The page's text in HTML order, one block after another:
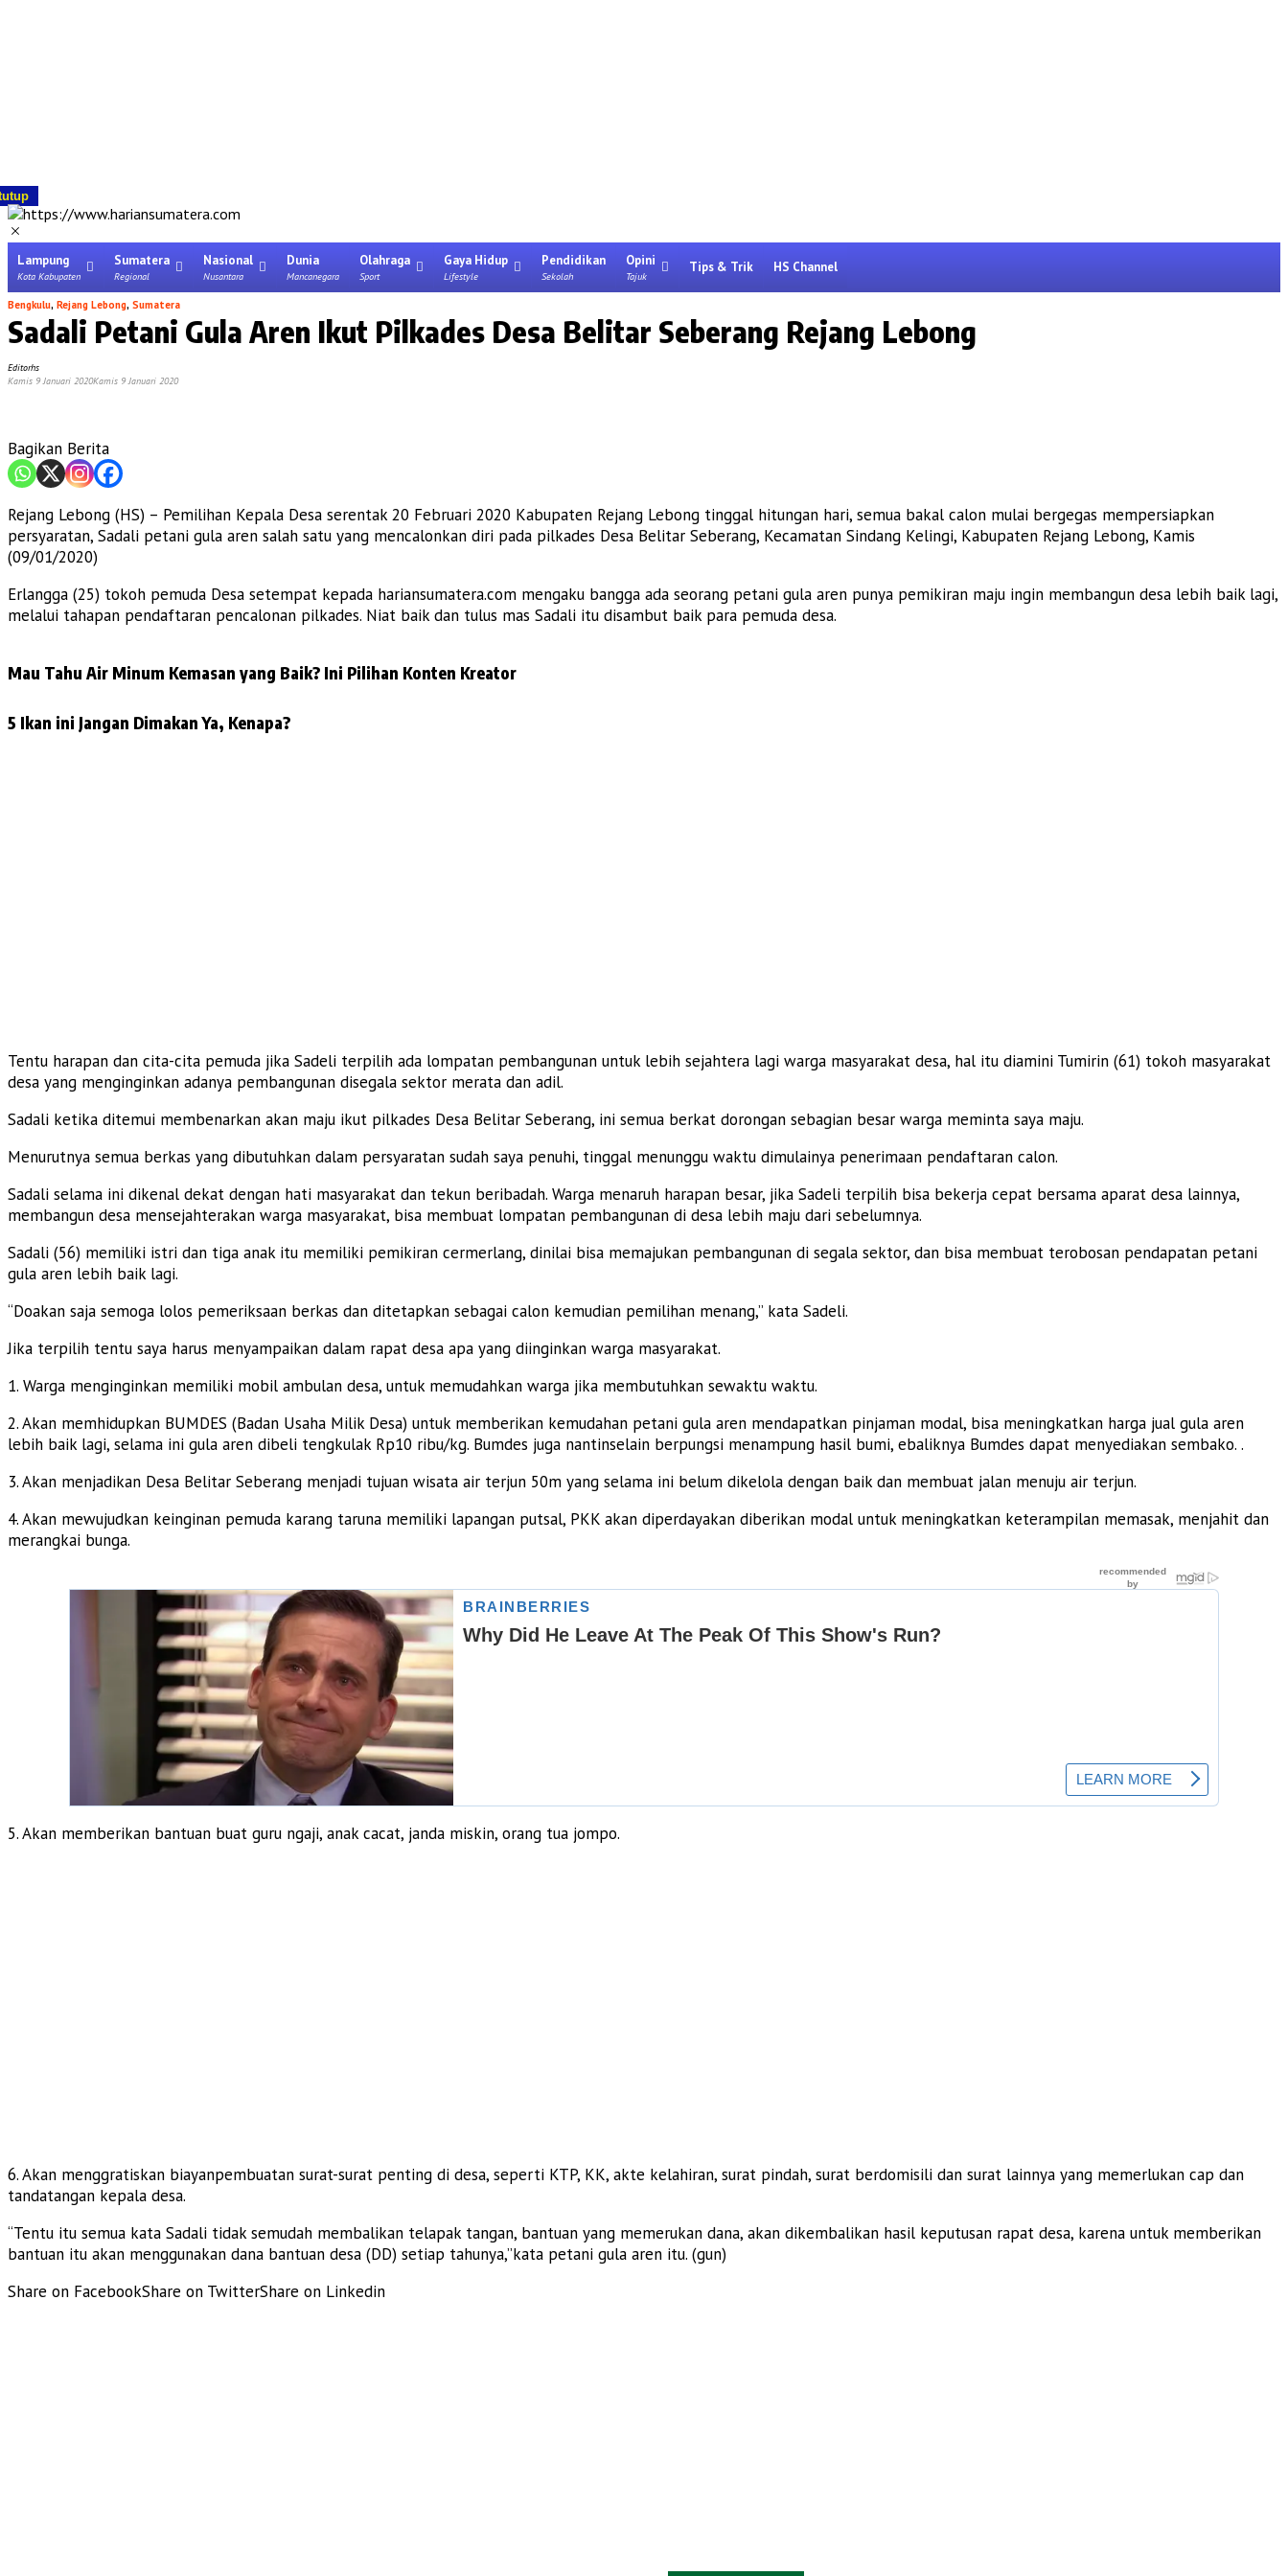
Lampung
Kota Kabupaten
Sumatera
Regional
Nasional
Nusantara
Dunia
Mancanegara
Olahraga
Sport
Gaya Hidup
Lifestyle
Pendidikan
Sekolah
Opini
Tajuk
Tips & Trik HS Channel
Bengkulu, Rejang Lebong, Sumatera
Sadali Petani Gula Aren Ikut Pilkades Desa Belitar Seberang Rejang Lebong
Editorhs
Kamis 9 Januari 2020Kamis 9 Januari 2020
Bagikan Berita
Rejang Lebong (HS) – Pemilihan Kepala Desa serentak 20 Februari 2020 Kabupaten Rejang Lebong tinggal hitungan hari, semua bakal calon mulai bergegas mempersiapkan
persyaratan, Sadali petani gula aren salah satu yang mencalonkan diri pada pilkades Desa Belitar Seberang, Kecamatan Sindang Kelingi, Kabupaten Rejang Lebong, Kamis
(09/01/2020)
Erlangga (25) tokoh pemuda Desa setempat kepada hariansumatera.com mengaku bangga ada seorang petani gula aren punya pemikiran maju ingin membangun desa lebih baik lagi,
melalui tahapan pendaftaran pencalonan pilkades. Niat baik dan tulus mas Sadali itu disambut baik para pemuda desa.
Mau Tahu Air Minum Kemasan yang Baik? Ini Pilihan Konten Kreator
5 Ikan ini Jangan Dimakan Ya, Kenapa?
Tentu harapan dan cita-cita pemuda jika Sadeli terpilih ada lompatan pembangunan untuk lebih sejahtera lagi warga masyarakat desa, hal itu diamini Tumirin (61) tokoh masyarakat
desa yang menginginkan adanya pembangunan disegala sektor merata dan adil.
Sadali ketika ditemui membenarkan akan maju ikut pilkades Desa Belitar Seberang, ini semua berkat dorongan sebagian besar warga meminta saya maju.
Menurutnya semua berkas yang dibutuhkan dalam persyaratan sudah saya penuhi, tinggal menunggu waktu dimulainya penerimaan pendaftaran calon.
Sadali selama ini dikenal dekat dengan hati masyarakat dan tekun beribadah. Warga menaruh harapan besar, jika Sadeli terpilih bisa bekerja cepat bersama aparat desa lainnya,
membangun desa mensejahterakan warga masyarakat, bisa membuat lompatan pembangunan di desa lebih maju dari sebelumnya.
Sadali (56) memiliki istri dan tiga anak itu memiliki pemikiran cermerlang, dinilai bisa memajukan pembangunan di segala sektor, dan bisa membuat terobosan pendapatan petani
gula aren lebih baik lagi.
“Doakan saja semoga lolos pemeriksaan berkas dan ditetapkan sebagai calon kemudian pemilihan menang,” kata Sadeli.
Jika terpilih tentu saya harus menyampaikan dalam rapat desa apa yang diinginkan warga masyarakat.
1. Warga menginginkan memiliki mobil ambulan desa, untuk memudahkan warga jika membutuhkan sewaktu waktu.
2. Akan memhidupkan BUMDES (Badan Usaha Milik Desa) untuk memberikan kemudahan petani gula aren mendapatkan pinjaman modal, bisa meningkatkan harga jual gula aren
lebih baik lagi, selama ini gula aren dibeli tengkulak Rp10 ribu/kg. Bumdes juga nantinselain berpungsi menampung hasil bumi, ebaliknya Bumdes dapat menyediakan sembako. .
3. Akan menjadikan Desa Belitar Seberang menjadi tujuan wisata air terjun 50m yang selama ini belum dikelola dengan baik dan membuat jalan menuju air terjun.
4. Akan mewujudkan keinginan pemuda karang taruna memiliki lapangan putsal, PKK akan diperdayakan diberikan modal untuk meningkatkan keterampilan memasak, menjahit dan
merangkai bunga.
5. Akan memberikan bantuan buat guru ngaji, anak cacat, janda miskin, orang tua jompo.
6. Akan menggratiskan biayanpembuatan surat-surat penting di desa, seperti KTP, KK, akte kelahiran, surat pindah, surat berdomisili dan surat lainnya yang memerlukan cap dan
tandatangan kepala desa.
“Tentu itu semua kata Sadali tidak semudah membalikan telapak tangan, bantuan yang memerukan dana, akan dikembalikan hasil keputusan rapat desa, karena untuk memberikan
bantuan itu akan menggunakan dana bantuan desa (DD) setiap tahunya,”kata petani gula aren itu. (gun)
Share on FacebookShare on TwitterShare on Linkedin